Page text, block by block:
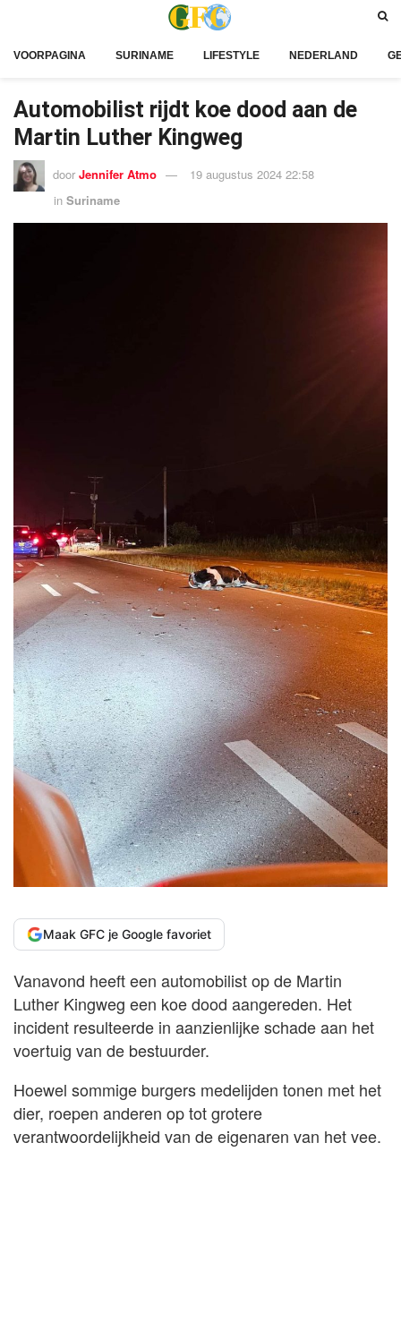
VOORPAGINA SURINAME LIFESTYLE NEDERLAND
Automobilist rijdt koe dood aan de
Martin Luther Kingweg
door Jennifer Atmo
19 augustus 2024 22:58
in Suriname
Maak GFC je Google favoriet
Vanavond heeft een automobilist op de Martin
Luther Kingweg een koe dood aangereden. Het
incident resulteerde in aanzienlijke schade aan het
voertuig van de bestuurder.
Hoewel sommige burgers medelijden tonen met het
dier, roepen anderen op tot grotere
verantwoordelijkheid van de eigenaren van het vee.